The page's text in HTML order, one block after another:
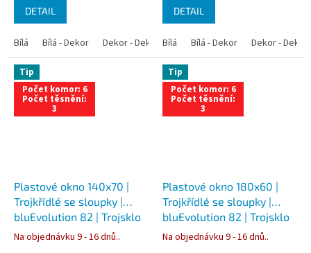
DETAIL
Bílá Bílá - Dekor Dekor - Dekor Bílá - Antracit Bílá - Zlatý dub
DETAIL
Bílá Bílá - Dekor Dekor - Dekor
Tip
Počet komor: 6
Počet těsnění:
3
Plastové okno 140x70 |
Trojkřídlé se sloupky |
bluEvolution 82 | Trojsklo
Na objednávku 9 - 16 dnů..
Tip
Počet komor: 6
Počet těsnění:
3
Plastové okno 180x60 |
Trojkřídlé se sloupky |
bluEvolution 82 | Trojsklo
Na objednávku 9 - 16 dnů..